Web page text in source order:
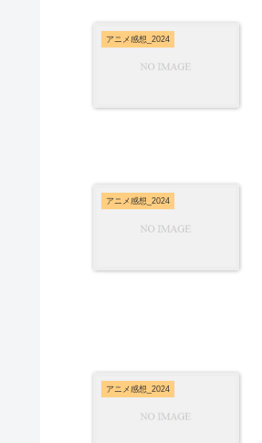
アニメ感想_2024
アニメ感想_2024
アニメ感想_2024